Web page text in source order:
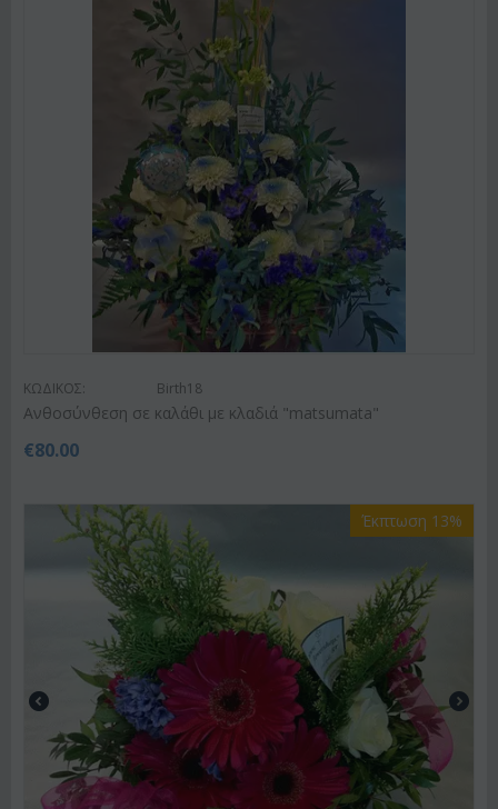
ΚΩΔΙΚΟΣ: Birth18
Ανθοσύνθεση σε καλάθι με κλαδιά "matsumata"
€80.00
Έκπτωση 13%